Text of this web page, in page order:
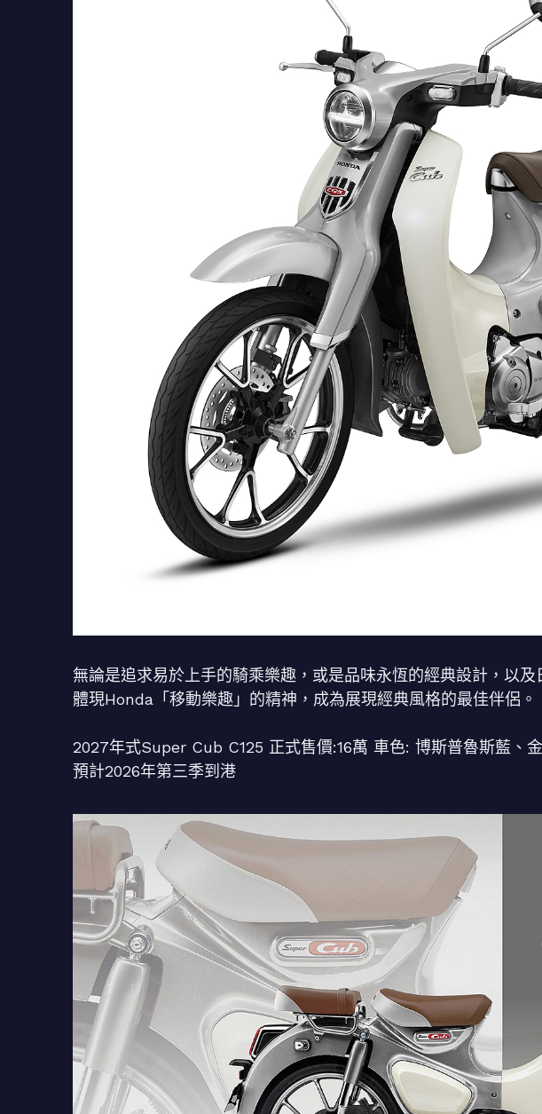
無論是追求易於上手的騎乘樂趣，或是品味永恆的經典設計，以
體現Honda「移動樂趣」的精神，成為展現經典風格的最佳伴侶。
2027年式Super Cub C125 正式售價:16萬 車色: 博斯普魯斯藍、
預計2026年第三季到港